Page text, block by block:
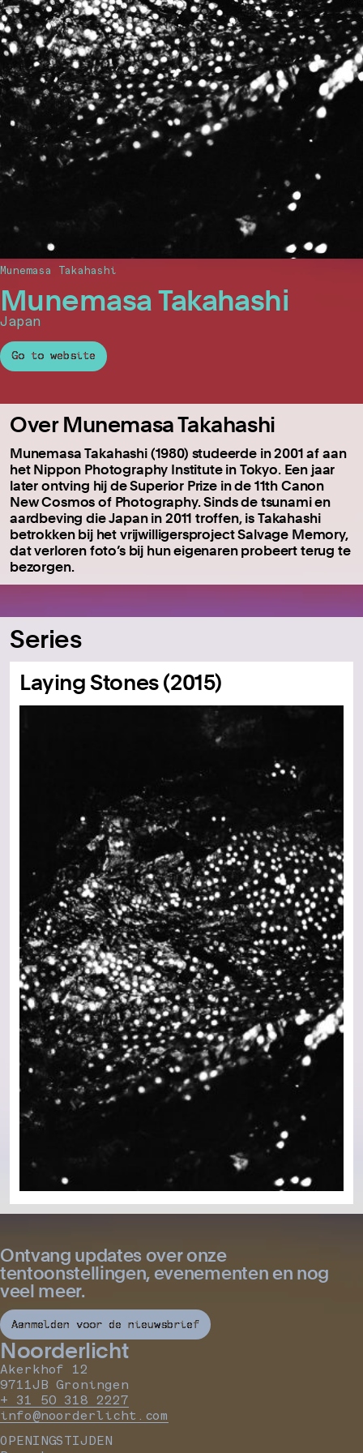
Munemasa Takahashi
Japan
Go to website
Munemasa Takahashi
Over Munemasa Takahashi
Munemasa Takahashi (1980) studeerde in 2001 af aan
het Nippon Photography Institute in Tokyo. Een jaar
later ontving hij de Superior Prize in de 11th Canon
New Cosmos of Photography. Sinds de tsunami en
aardbeving die Japan in 2011 troffen, is Takahashi
betrokken bij het vrijwilligersproject Salvage Memory,
dat verloren foto’s bij hun eigenaren probeert terug te
bezorgen.
Series
Laying Stones (2015)
Ontvang updates over onze
tentoonstellingen, evenementen en nog
veel meer.
Aanmelden voor de nieuwsbrief
Noorderlicht
Akerkhof 12
9711JB Groningen
+ 31 50 318 2227
info@noorderlicht.com
OPENINGSTIJDEN